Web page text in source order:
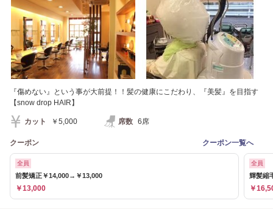
『傷めない』という事が大前提！！髪の健康にこだわり、『美髪』を目指す
【snow drop HAIR】
カット ￥5,000 席数 6席
クーポン クーポン一覧へ
全員
前髪矯正￥14,000→￥13,000
￥13,000
全員
輝髪縮
￥